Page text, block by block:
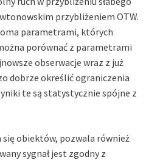
przybliżeniem OTW.
parametrami, których
porównać z parametrami
obserwacje wraz z już
dobrze określić ograniczenia
te są statystycznie spójne z
obiektów, pozwala również
sygnał jest zgodny z